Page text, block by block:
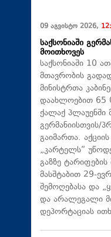
09 აგვისტო 2026,
საქსონიაში
მოითხოვეს
საქსონიაში 10
მთავრობის
მინისტრთა
დაახლოებით 65
ქალაქ პლაუენში
გერმანიისთვის/
გაიმართა.
„კარტელს“
გაზზე
მასშტაბით 29-
შემოღებასა და
და არალეგალი
დეპორტაციას